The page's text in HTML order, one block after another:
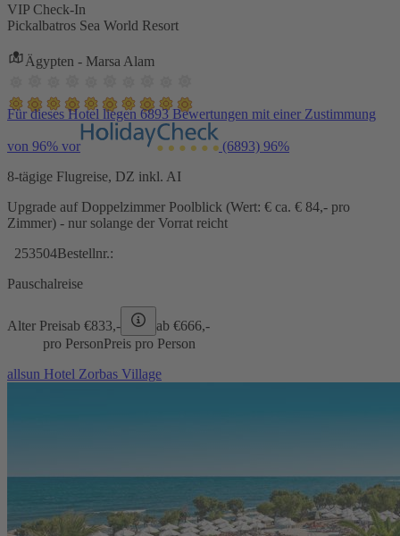
VIP Check-In
Pickalbatros Sea World Resort
Ägypten - Marsa Alam
Für dieses Hotel liegen 6893 Bewertungen mit einer Zustimmung
von 96% vor (6893) 96%
8-tägige Flugreise, DZ inkl. AI
Upgrade auf Doppelzimmer Poolblick (Wert: € ca. € 84,- pro
Zimmer) - nur solange der Vorrat reicht
253504Bestellnr.:
Pauschalreise
Alter Preisab €833,- ab €666,-
pro PersonPreis pro Person
allsun Hotel Zorbas Village